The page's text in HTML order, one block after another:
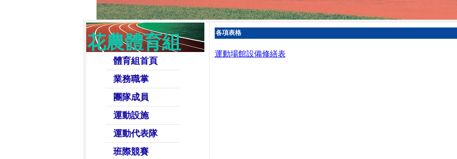
花農體育組
體育組首頁
業務職掌
團隊成員
運動設施
運動代表隊
班際競賽
各項表格
運動場館設備修繕表